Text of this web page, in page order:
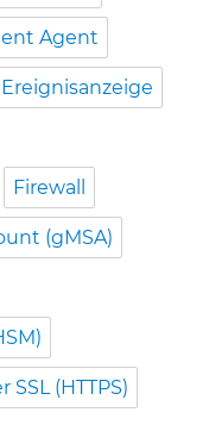
Agent
Ereignisanzeige
Firewall
(gMSA)
SSL (HTTPS)